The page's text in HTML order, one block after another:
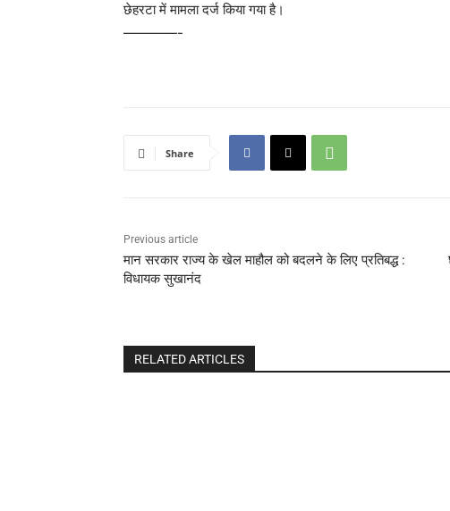
छेहरटा में मामला दर्ज किया गया है।
————-
Share
Previous article
मान सरकार राज्य के खेल माहौल को बदलने के लिए प्रतिबद्ध :
विधायक सुखानंद
RELATED ARTICLES